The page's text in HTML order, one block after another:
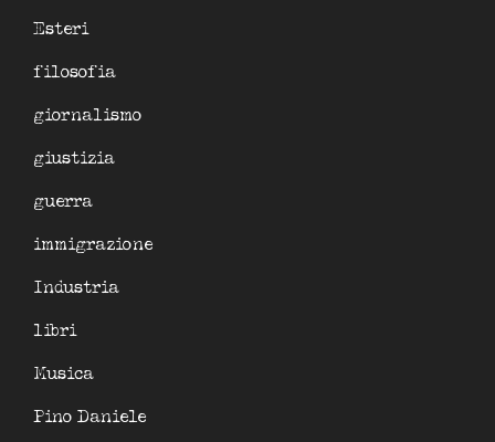
Esteri
filosofia
giornalismo
giustizia
guerra
immigrazione
Industria
libri
Musica
Pino Daniele